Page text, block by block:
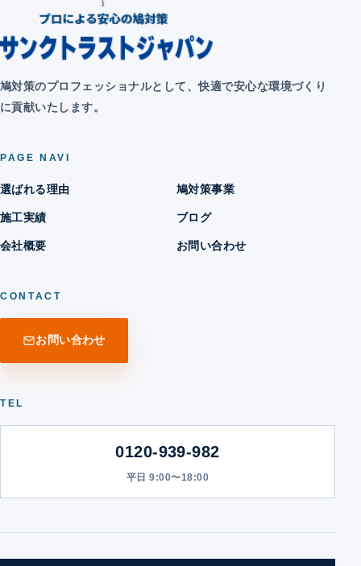
鳩対策のプロフェッショナルとして、快適で安心な環境づくり
に貢献いたします。
PAGE NAVI
選ばれる理由 鳩対策事業
施工実績 ブログ
会社概要 お問い合わせ
CONTACT
お問い合わせ
TEL
0120-939-982
平日 9:00〜18:00